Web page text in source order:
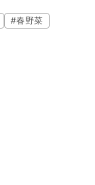
#春野菜